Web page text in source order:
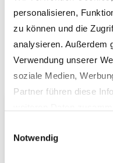
personalisieren,
zu können und die
analysieren. Außerdem
Verwendung unserer
soziale Medien,
Partner führen diese
gesammelt haben.
Notwendig
Online-Dienste